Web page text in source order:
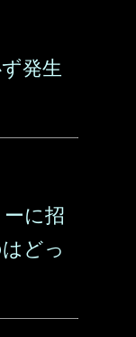
発生
に招
どっ